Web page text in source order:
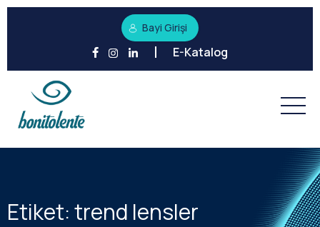
Bayi Girişi
E-Katalog
Etiket:trend lensler